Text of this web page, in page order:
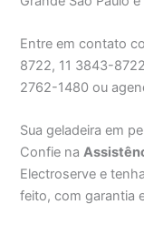
Entre em contato
8722, 11 3843-
2762-1480 ou
Sua geladeira em
Confie na
Electroserve e
feito, com garantia